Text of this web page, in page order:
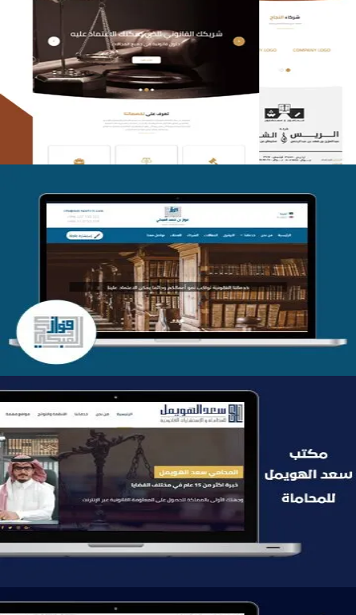
الريس والشعلان للمحاماة
التفاصيل
موقع فواز المبكي للمحاماة
التفاصيل
موقع سعد الهويمل للمحاماة
التفاصيل